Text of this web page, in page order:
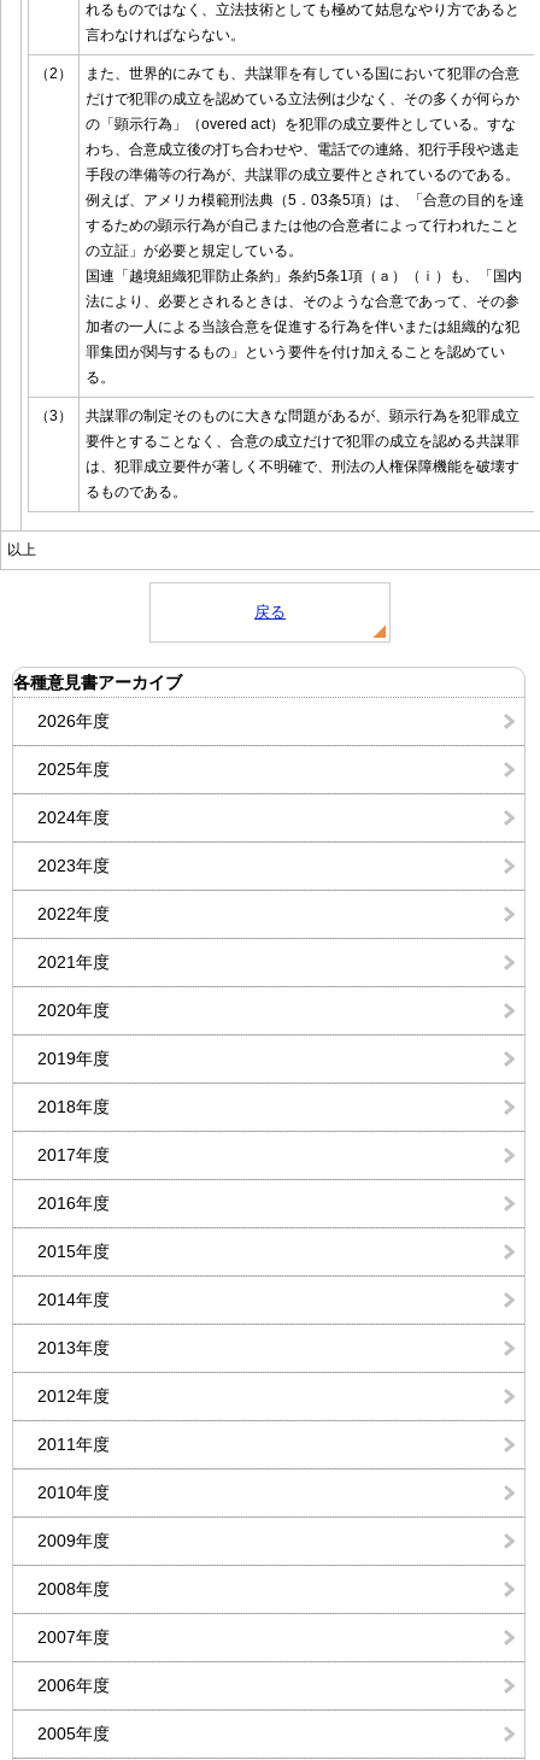
れるものではなく、立法技術としても極めて姑息なやり方であると
言わなければならない。
（2）
また、世界的にみても、共謀罪を有している国において犯罪の合意
だけで犯罪の成立を認めている立法例は少なく、その多くが何らか
の「顕示行為」（overed act）を犯罪の成立要件としている。すな
わち、合意成立後の打ち合わせや、電話での連絡、犯行手段や逃走
手段の準備等の行為が、共謀罪の成立要件とされているのである。
例えば、アメリカ模範刑法典（5．03条5項）は、「合意の目的を達
するための顕示行為が自己または他の合意者によって行われたこと
の立証」が必要と規定している。
国連「越境組織犯罪防止条約」条約5条1項（ａ）（ｉ）も、「国内
法により、必要とされるときは、そのような合意であって、その参
加者の一人による当該合意を促進する行為を伴いまたは組織的な犯
罪集団が関与するもの」という要件を付け加えることを認めてい
る。
（3）
共謀罪の制定そのものに大きな問題があるが、顕示行為を犯罪成立
要件とすることなく、合意の成立だけで犯罪の成立を認める共謀罪
は、犯罪成立要件が著しく不明確で、刑法の人権保障機能を破壊す
るものである。
以上
戻る
各種意見書アーカイブ
2026年度
2025年度
2024年度
2023年度
2022年度
2021年度
2020年度
2019年度
2018年度
2017年度
2016年度
2015年度
2014年度
2013年度
2012年度
2011年度
2010年度
2009年度
2008年度
2007年度
2006年度
2005年度